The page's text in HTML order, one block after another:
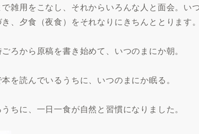
雑用をこなし、それからいろんな人と面会。い
、夕食（夜食）をそれなりにきちんととります。
ろから原稿を書き始めて、いつのまにか朝。
を読んでいるうちに、いつのまにか眠る。
ちに、一日一食が自然と習慣になりました。